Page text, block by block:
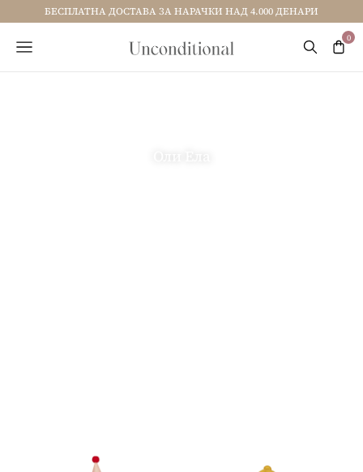
БЕСПЛАТНА ДОСТАВА ЗА НАРАЧКИ НАД 4.000 ДЕНАРИ